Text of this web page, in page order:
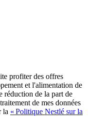
profiter des offres
et l'alimentation de
réduction de la part de
de mes données
la « Politique Nestlé sur la